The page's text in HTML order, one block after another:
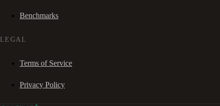
Benchmarks
LEGAL
Terms of Service
Privacy Policy